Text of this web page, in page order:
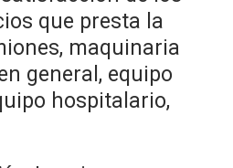
que presta la
maquinaria
general, equipo
hospitalario,